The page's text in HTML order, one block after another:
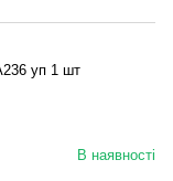
уп 1 шт
В наявності